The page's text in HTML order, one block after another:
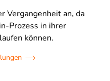
Vergangenheit an, da
Prozess in ihrer
können.